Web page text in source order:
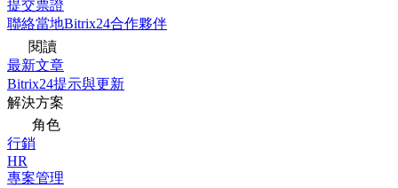
提交票證
聯絡當地Bitrix24合作夥伴
閱讀
最新文章
Bitrix24提示與更新
解決方案
角色
行銷
HR
專案管理